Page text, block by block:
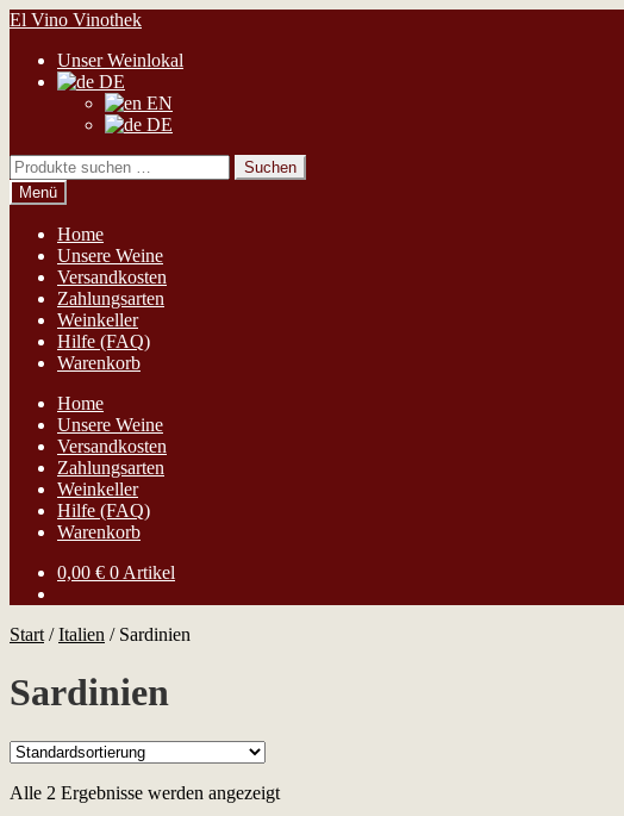
Zur
springen
Zum
springen
El Vino Vinothek
Unser Weinlokal
DE
EN
DE
Suchen
nach:
Suchen
Menü
Home
Unsere Weine
Versandkosten
Zahlungsarten
Weinkeller
Hilfe (FAQ)
Warenkorb
Home
Unsere Weine
Versandkosten
Zahlungsarten
Weinkeller
Hilfe (FAQ)
Warenkorb
0,00 € 0 Artikel
Start /Italien / Sardinien
Sardinien
Alle 2 Ergebnisse werden angezeigt